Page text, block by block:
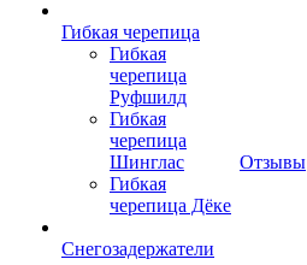
Гибкая черепица
Гибкая
черепица
Руфшилд
Гибкая
черепица
Шинглас
Гибкая
черепица Дёке
Снегозадержатели
Отзывы